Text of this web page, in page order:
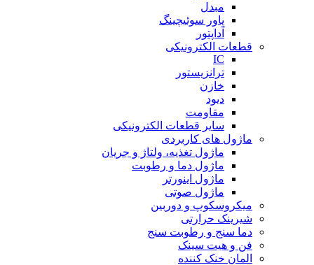
مبدل
پاور سوئیچینگ
آداپتور
قطعات الکترونیکی
IC
ترانزیستور
خازن
دیود
مقاومت
سایر قطعات الکترونیکی
ماژول های کاربردی
ماژول تغذیه، ولتاژ و جریان
ماژول دما و رطوبت
ماژول اینورتر
ماژول صوتی
میکروسکوپ و دوربین
شیرینک حرارتی
دما سنج و رطوبت سنج
فن و هیت سینک
المان خنک کننده